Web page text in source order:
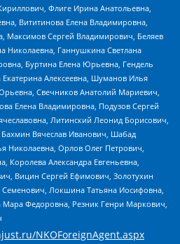
Флиге Ирина Анатольевна,
Вититинова Елена Владимировна,
Максимов Сергей Владимирович, Беляев
Николаевна, Ганнушкина Светлана
Буртина Елена Юрьевна, Гендель
Алексеевна, Шуманов Илья
Свечников Анатолий Мариевич,
Елена Владимировна, Подузов Сергей
Литинский Леонид Борисович,
Вячеслав Иванович, Шабад
Николаевна, Орлов Олег Петрович,
Королева Александра Евгеньевна,
Вицин Сергей Ефимович, Золотухин
Локшина Татьяна Иосифовна,
Федоровна, Резник Генри Маркович,
NKOForeignAgent.aspx